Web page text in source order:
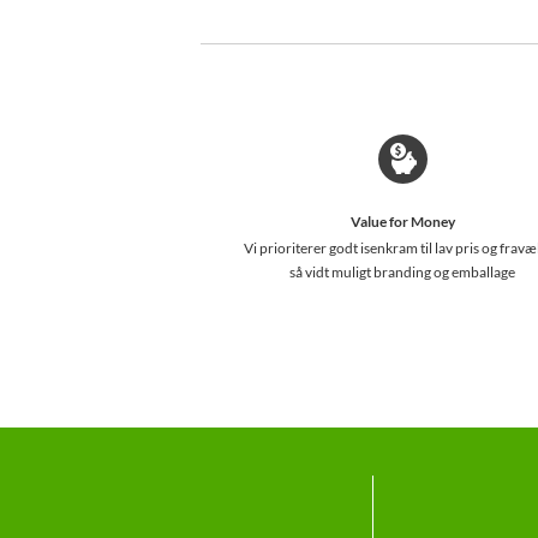
Value for Money
Vi prioriterer godt isenkram til lav pris og
så vidt muligt branding og emballage